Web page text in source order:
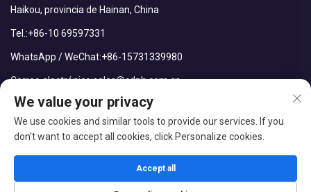
Haikou, provincia de Hainan, China
Tel.:+86-10 69597331
WhatsApp / WeChat:+86-15731339980
Correo electrónico:sales@cdph.com.cn
los derechos reservados
We value your privacy
We use cookies and similar tools to provide our services. If you
don't want to accept all cookies, click Personalize cookies.
Accept all